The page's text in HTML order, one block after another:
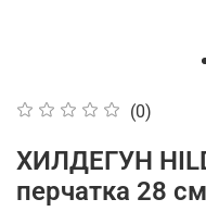
(0)
ХИЛДЕГУН
перчатка 28